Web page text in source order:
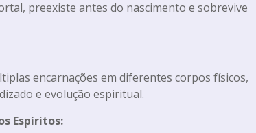
preexiste antes do nascimento e sobrevive
encarnações em diferentes corpos físicos,
e evolução espiritual.
Espíritos: